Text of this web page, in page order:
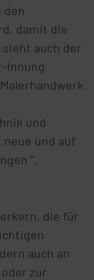
den
damit die
sieht auch der
Innung
und
und auf
“.
die für
auch an
zur